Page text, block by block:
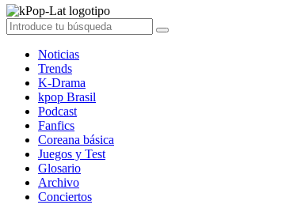
Noticias
Trends
K-Drama
kpop Brasil
Podcast
Fanfics
Coreana básica
Juegos y Test
Glosario
Archivo
Conciertos